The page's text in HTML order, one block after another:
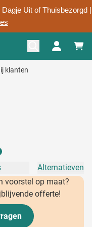
Uit of Thuisbezorgd |
klanten
Alternatieven
voorstel op maat?
offerte!